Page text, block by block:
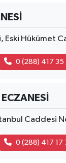
Eski Hükümet
0 (288) 417 35
Caddesi
0 (288) 417 17